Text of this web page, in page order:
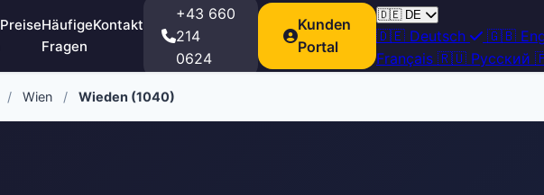
PreiseHäufige
Fragen
Kontakt
+43 660
214
0624
Kunden
Portal
🇩🇪 DE
🇩🇪 Deutsch 🇬🇧
Français 🇷🇺 Русский
/ Wien / Wieden (1040)